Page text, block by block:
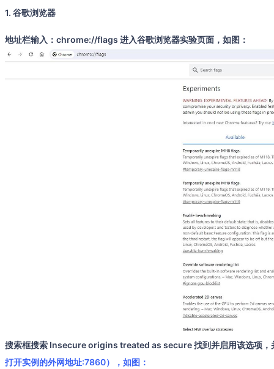
1. 谷歌浏览器
地址栏输入：chrome://flags 进入谷歌浏览器实验页面，如图：
搜索框搜索 Insecure origins treated as secure 找到并启用该选项
打开实例的外网地址:7860），如图：